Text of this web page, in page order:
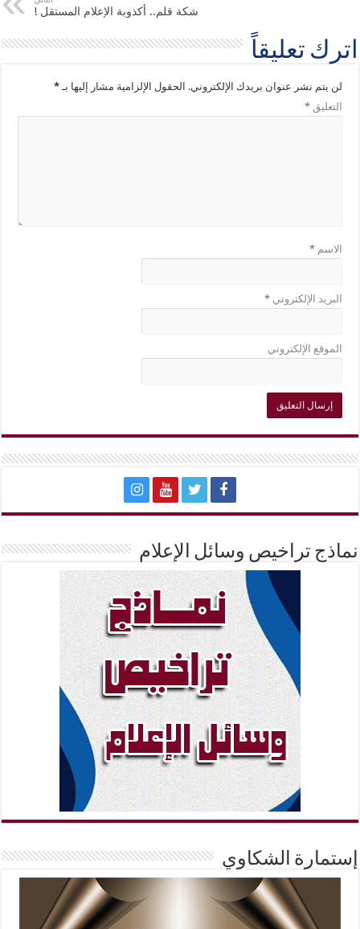
شكة قلم.. أكذوبة الإعلام المستقل !
اترك تعليقاً
لن يتم نشر عنوان بريدك الإلكتروني. الحقول الإلزامية مشار إليها بـ*
التعليق*
الاسم*
البريد الإلكتروني*
الموقع الإلكتروني
نماذج تراخيص وسائل الإعلام
إستمارة الشكاوي